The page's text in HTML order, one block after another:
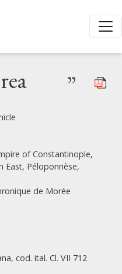
”
of Constantinople,
East, Péloponnèse,
de Morée
cod. ital. Cl. VII 712